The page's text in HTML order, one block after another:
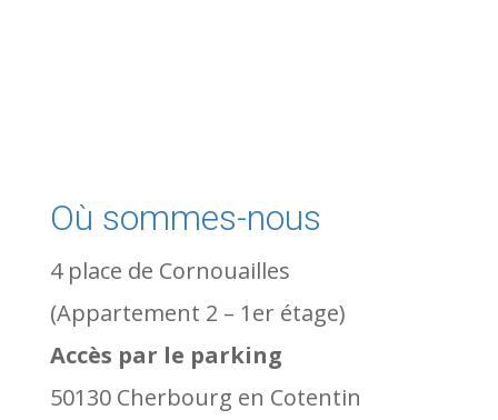
Où sommes-nous
4 place de Cornouailles
(Appartement 2 – 1er étage)
Accès par le parking
50130 Cherbourg en Cotentin